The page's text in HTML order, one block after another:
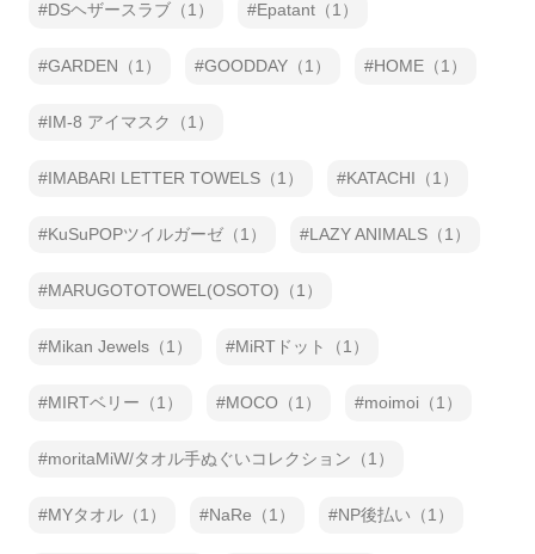
DSヘザースラブ（1） Epatant（1）
GARDEN（1） GOODDAY（1） HOME（1）
IM-8 アイマスク（1）
IMABARI LETTER TOWELS（1） KATACHI（1）
KuSuPOPツイルガーゼ（1） LAZY ANIMALS（1）
MARUGOTOTOWEL(OSOTO)（1）
Mikan Jewels（1） MiRTドット（1）
MIRTベリー（1） MOCO（1） moimoi（1）
moritaMiW/タオル手ぬぐいコレクション（1）
MYタオル（1） NaRe（1） NP後払い（1）